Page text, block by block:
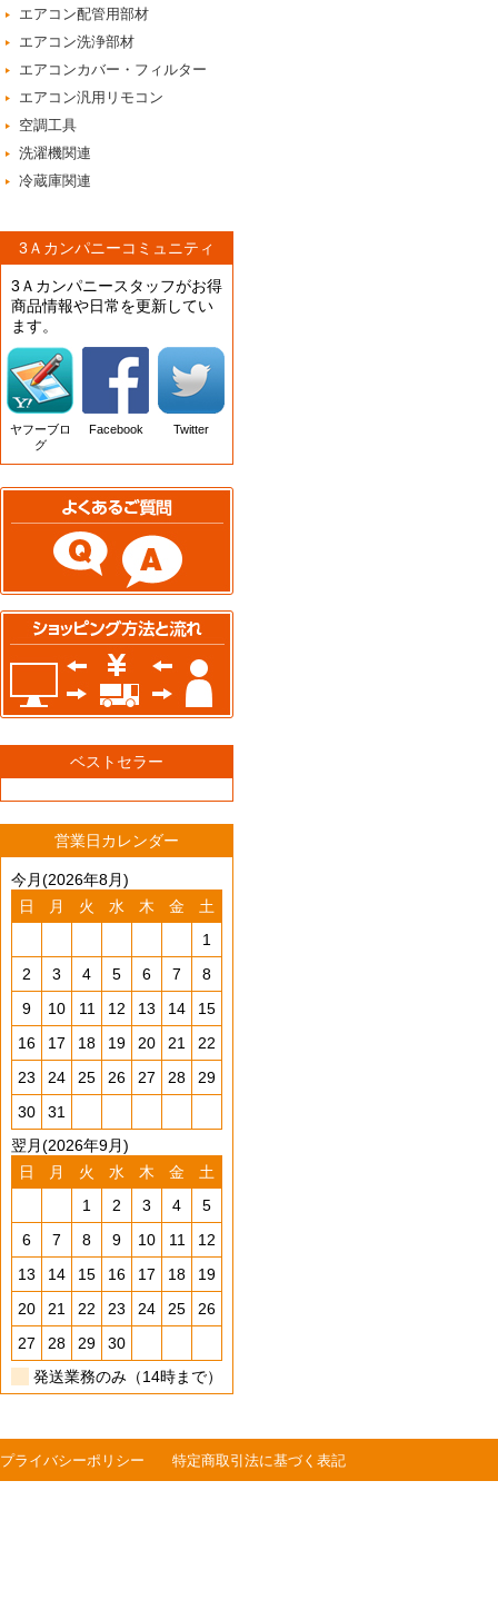
エアコン配管用部材
エアコン洗浄部材
エアコンカバー・フィルター
エアコン汎用リモコン
空調工具
洗濯機関連
冷蔵庫関連
3Ａカンパニーコミュニティ
3Ａカンパニースタッフがお得
商品情報や日常を更新してい
ます。
ヤフーブロ
グ
Facebook Twitter
ベストセラー
営業日カレンダー
今月(2026年8月)
日
月 火 水 木 金
土
1
2
3 4 5 6 7
8
9
10 11 12 13 14
15
16
17 18 19 20 21
22
23
24 25 26 27 28
29
30
31
翌月(2026年9月)
日
月 火 水 木 金
土
1
2 3 4
5
6
7 8 9 10 11
12
13
14 15 16 17 18
19
20
21 22 23 24 25
26
27
28 29
30
発送業務のみ（14時まで）
プライバシーポリシー 特定商取引法に基づく表記